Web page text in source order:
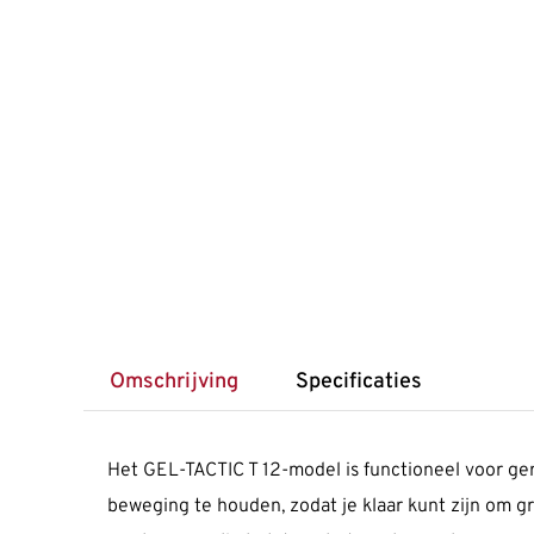
Omschrijving Specificaties
Het GEL-TACTIC T 12-model is functioneel voor
beweging te houden, zodat je klaar kunt zijn om